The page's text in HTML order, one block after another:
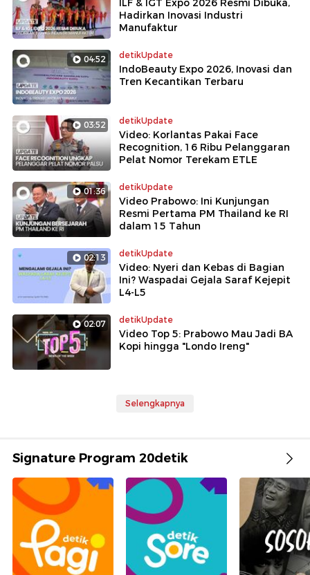
ILF & IGT Expo 2026 Resmi Dibuka,
Hadirkan Inovasi Industri
Manufaktur
04:52 detikUpdate
IndoBeauty Expo 2026, Inovasi dan
Tren Kecantikan Terbaru
03:52 detikUpdate
Video: Korlantas Pakai Face
Recognition, 16 Ribu Pelanggaran
Pelat Nomor Terekam ETLE
01:36 detikUpdate
Video Prabowo: Ini Kunjungan
Resmi Pertama PM Thailand ke RI
dalam 15 Tahun
02:13 detikUpdate
Video: Nyeri dan Kebas di Bagian
Ini? Waspadai Gejala Saraf Kejepit
L4-L5
02:07 detikUpdate
Video Top 5: Prabowo Mau Jadi BA
Kopi hingga "Londo Ireng"
Selengkapnya
Signature Program 20detik